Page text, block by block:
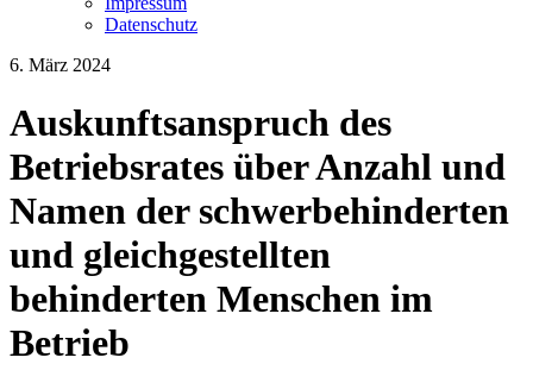
Datenschutz
6. März 2024
Auskunftsanspruch des
Betriebsrates über Anzahl und
Namen der schwerbehinderten
und gleichgestellten
behinderten Menschen im
Betrieb